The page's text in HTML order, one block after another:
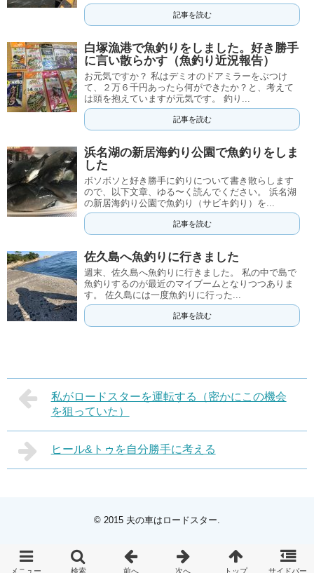
記事を読む
白塚漁港で魚釣りをしました。好き勝手
に言い散らかす（魚釣り近況報告）
お元気ですか？ 私はデミオのドアミラーをぶつけ
て、２万６千円あったら何ができたか？と、考えて
は頭を抱えていますが元気です。 釣り...
記事を読む
浜名湖の新居海釣り公園で魚釣りをしま
した
ボソボソと好き勝手に釣りについて書き散らします
ので、以下文章、ゆる〜く読んでください。 浜名湖
の新居海釣り公園で魚釣り（サビキ釣り）を...
記事を読む
佐久島へ魚釣りに行きました
週末、佐久島へ魚釣りに行きました。 私の中で島で
魚釣りするのが最近のマイブームとなりつつありま
す。 佐久島には一度魚釣りに行った...
記事を読む
私がロードスターを運転する（密かにこの機会
を狙っていた）
ヒール&トゥを自分勝手に考える
© 2015 夫の車はロードスター.